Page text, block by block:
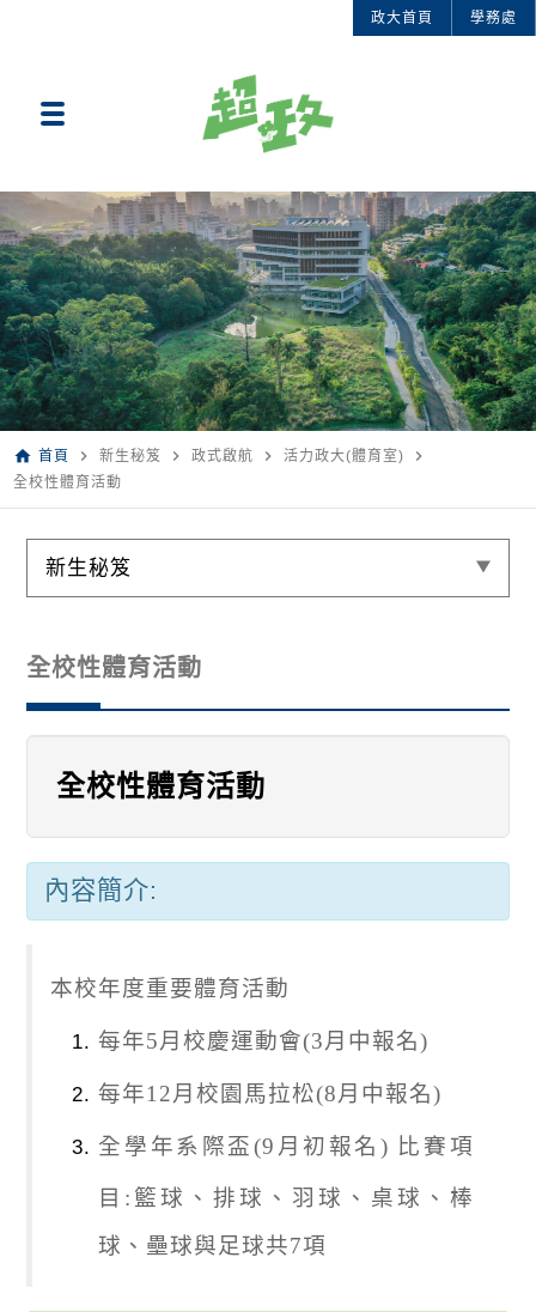
政大首頁 學務處
home 首頁 navigate_next 新生秘笈 navigate_next 政式啟航 navigate_next 活力政大(體育室) navigate_next
全校性體育活動
新生秘笈
全校性體育活動
全校性體育活動
內容簡介:
本校年度重要體育活動
每年5月校慶運動會(3月中報名)
每年12月校園馬拉松(8月中報名)
全學年系際盃(9月初報名) 比賽項
目:籃球、排球、羽球、桌球、棒
球、壘球與足球共7項